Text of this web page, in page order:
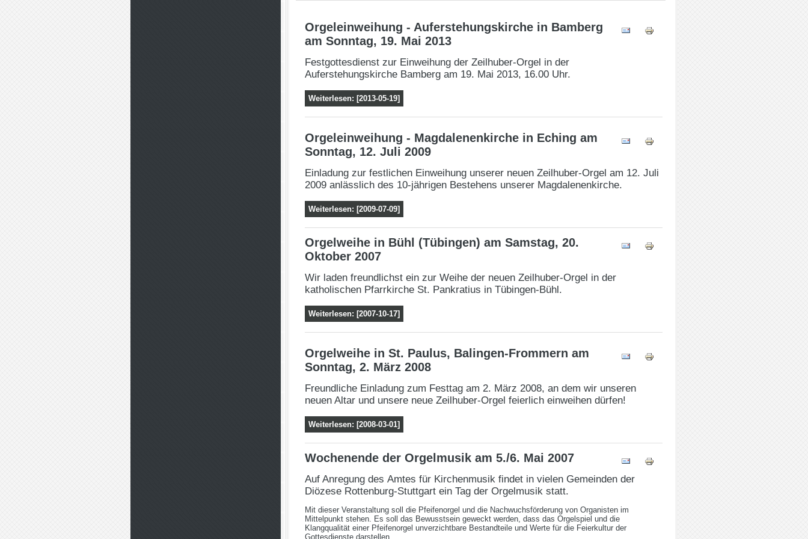
Orgeleinweihung - Auferstehungskirche in Bamberg
am Sonntag, 19. Mai 2013
Festgottesdienst zur Einweihung der Zeilhuber-Orgel in der
Auferstehungskirche Bamberg am 19. Mai 2013, 16.00 Uhr.
Weiterlesen: [2013-05-19]
Orgeleinweihung - Magdalenenkirche in Eching am
Sonntag, 12. Juli 2009
Einladung zur festlichen Einweihung unserer neuen Zeilhuber-Orgel am 12. Juli
2009 anlässlich des 10-jährigen Bestehens unserer Magdalenenkirche.
Weiterlesen: [2009-07-09]
Orgelweihe in Bühl (Tübingen) am Samstag, 20.
Oktober 2007
Wir laden freundlichst ein zur Weihe der neuen Zeilhuber-Orgel in der
katholischen Pfarrkirche St. Pankratius in Tübingen-Bühl.
Weiterlesen: [2007-10-17]
Orgelweihe in St. Paulus, Balingen-Frommern am
Sonntag, 2. März 2008
Freundliche Einladung zum Festtag am 2. März 2008, an dem wir unseren
neuen Altar und unsere neue Zeilhuber-Orgel feierlich einweihen dürfen!
Weiterlesen: [2008-03-01]
Wochenende der Orgelmusik am 5./6. Mai 2007
Auf Anregung des Amtes für Kirchenmusik findet in vielen Gemeinden der
Diözese Rottenburg-Stuttgart ein Tag der Orgelmusik statt.
Mit dieser Veranstaltung soll die Pfeifenorgel und die Nachwuchsförderung von Organisten im
Mittelpunkt stehen. Es soll das Bewusstsein geweckt werden, dass das Orgelspiel und die
Klangqualität einer Pfeifenorgel unverzichtbare Bestandteile und Werte für die Feierkultur der
Gottesdienste darstellen.